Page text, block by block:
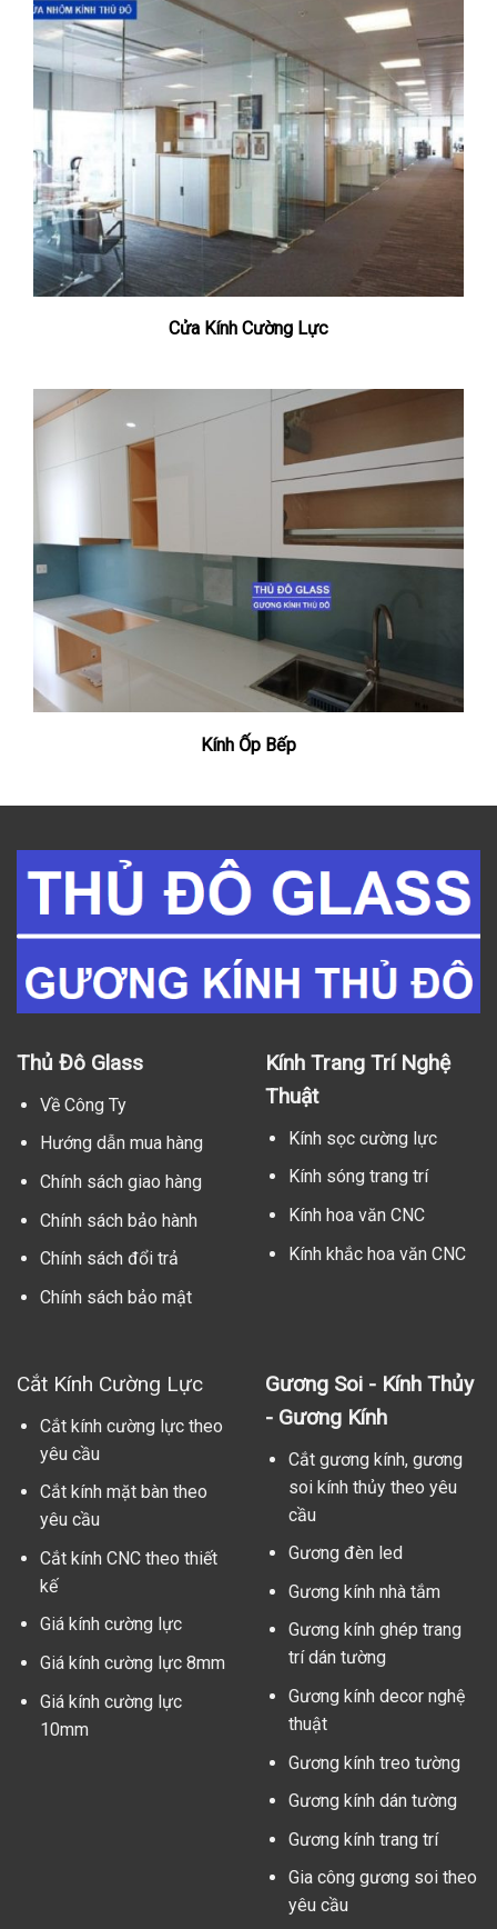
Cửa Kính Cường Lực
Kính Ốp Bếp
Thủ Đô Glass
Về Công Ty
Hướng dẫn mua hàng
Chính sách giao hàng
Chính sách bảo hành
Chính sách đổi trả
Chính sách bảo mật
Kính Trang Trí Nghệ
Thuật
Kính sọc cường lực
Kính sóng trang trí
Kính hoa văn CNC
Kính khắc hoa văn CNC
Cắt Kính Cường Lực
Cắt kính cường lực theo
yêu cầu
Cắt kính mặt bàn theo
yêu cầu
Cắt kính CNC theo thiết
kế
Giá kính cường lực
Giá kính cường lực 8mm
Giá kính cường lực
10mm
Gương Soi - Kính Thủy
- Gương Kính
Cắt gương kính, gương
soi kính thủy theo yêu
cầu
Gương đèn led
Gương kính nhà tắm
Gương kính ghép trang
trí dán tường
Gương kính decor nghệ
thuật
Gương kính treo tường
Gương kính dán tường
Gương kính trang trí
Gia công gương soi theo
yêu cầu